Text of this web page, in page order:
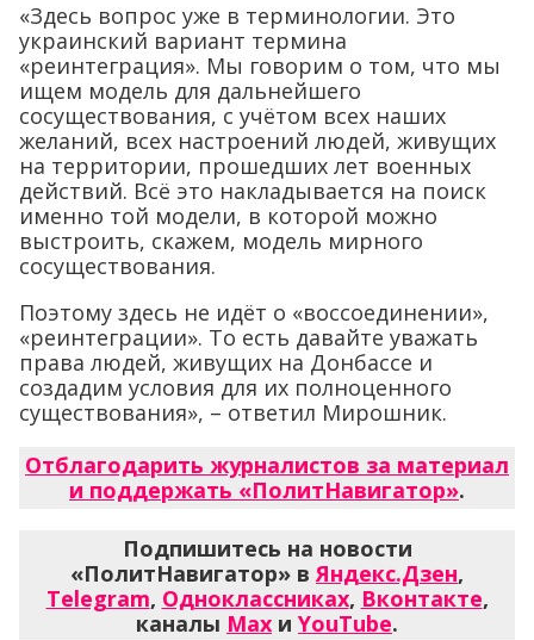
«Здесь вопрос уже в терминологии. Это
украинский вариант термина
«реинтеграция». Мы говорим о том, что мы
ищем модель для дальнейшего
сосуществования, с учётом всех наших
желаний, всех настроений людей, живущих
на территории, прошедших лет военных
действий. Всё это накладывается на поиск
именно той модели, в которой можно
выстроить, скажем, модель мирного
сосуществования.
Поэтому здесь не идёт о «воссоединении»,
«реинтеграции». То есть давайте уважать
права людей, живущих на Донбассе и
создадим условия для их полноценного
существования», – ответил Мирошник.
Отблагодарить журналистов за материал
и поддержать «ПолитНавигатор».
Подпишитесь на новости
«ПолитНавигатор» вЯндекс.Дзен,
Telegram, Одноклассниках, Вконтакте,
каналы Max и YouTube.